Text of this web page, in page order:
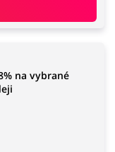
na vybrané